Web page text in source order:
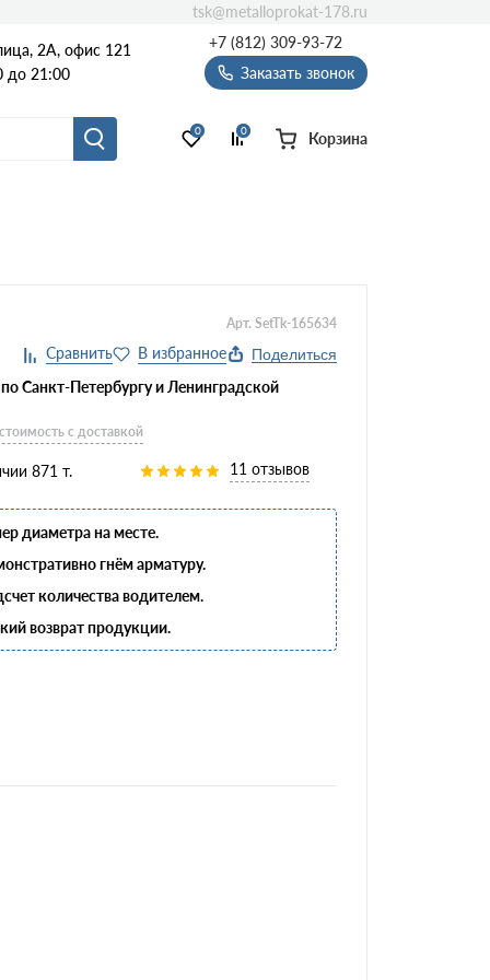
2А, офис 121
до 21:00
+7 (812) 309-93-72
Заказать звонок
0 0 Корзина
tsk@metalloprokat-178.ru
Арт. SetTk-165634
Поделиться
Санкт-Петербургу и Ленинградской
с доставкой
871 т. 11 отзывов
диаметра на месте.
гнём арматуру.
количества водителем.
возврат продукции.